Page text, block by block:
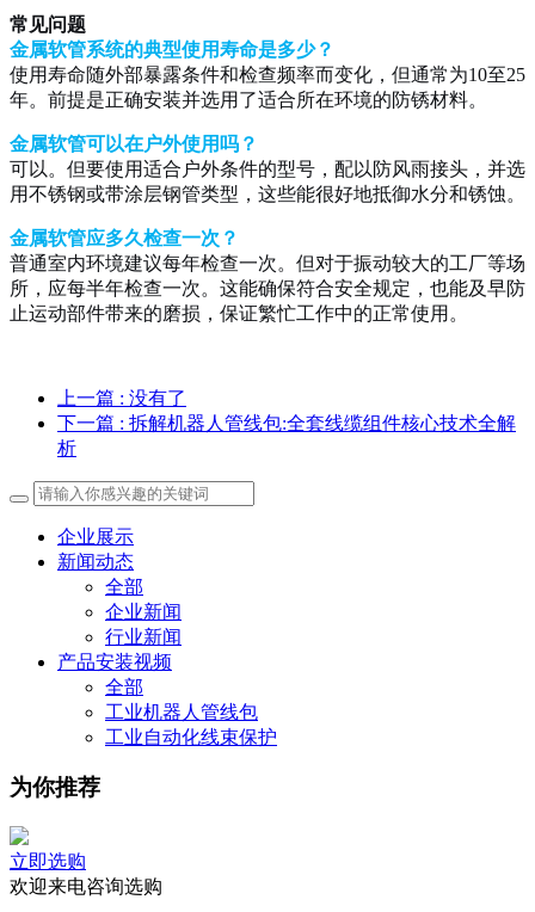
常见问题
金属软管系统的典型使用寿命是多少？
使用寿命随外部暴露条件和检查频率而变化，但通常为10至25
年。前提是正确安装并选用了适合所在环境的防锈材料。
金属软管可以在户外使用吗？
可以。但要使用适合户外条件的型号，配以防风雨接头，并选
用不锈钢或带涂层钢管类型，这些能很好地抵御水分和锈蚀。
金属软管应多久检查一次？
普通室内环境建议每年检查一次。但对于振动较大的工厂等场
所，应每半年检查一次。这能确保符合安全规定，也能及早防
止运动部件带来的磨损，保证繁忙工作中的正常使用。
上一篇 : 没有了
下一篇 : 拆解机器人管线包:全套线缆组件核心技术全解
析
企业展示
新闻动态
全部
企业新闻
行业新闻
产品安装视频
全部
工业机器人管线包
工业自动化线束保护
为你推荐
立即选购
欢迎来电咨询选购